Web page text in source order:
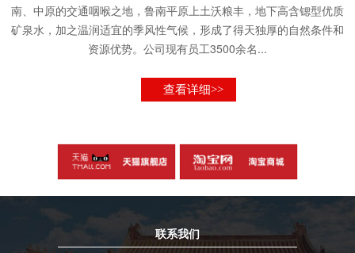
南、中原的交通咽喉之地，鲁南平原上土沃粮丰，地下高含锶型优质
矿泉水，加之温润适宜的季风性气候，形成了得天独厚的自然条件和
资源优势。公司现有员工3500余名...
查看详细>>
联系我们